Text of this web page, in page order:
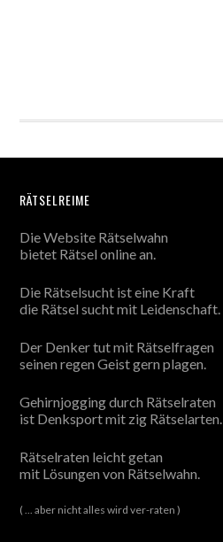
RÄTSELREIME
Die Website Rätselwahn
bietet Rätsel online an.
Die Rätselsucht ist eine Kraft
die Rätsel sucht mit Leidenschaft.
Der Denker tut mit Rätselfragen
seinen regen Geist gern plagen.
Gehirnjogging durch Rätselraten
ist Denksport mit zig Rätselarten.
Rätselraten leicht getan
mit Lösungen von Rätselwahn.
( ... aber nicht alles wird ver-raten )